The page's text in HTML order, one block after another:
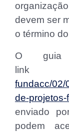
devem ser
o término
O guia
link
fundacc/02/
de-
enviado
podem